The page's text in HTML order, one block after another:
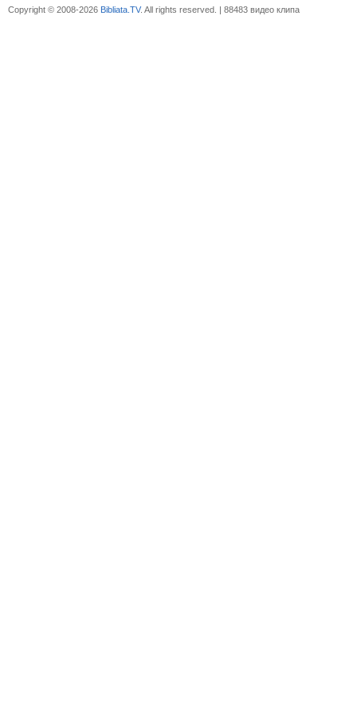
Copyright © 2008-2026 Bibliata.TV. All rights reserved. | 88483 видео клипа